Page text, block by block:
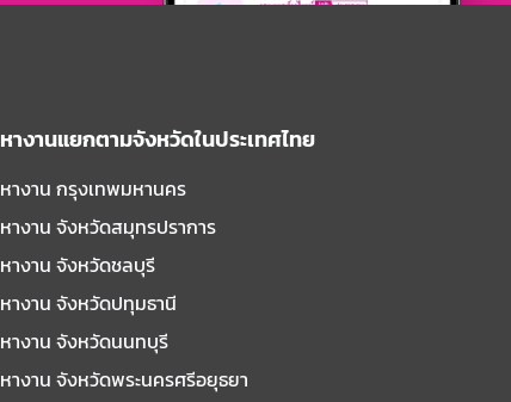
หางานแยกตามจังหวัดในประเทศไทย
หางาน กรุงเทพมหานคร
หางาน จังหวัดสมุทรปราการ
หางาน จังหวัดชลบุรี
หางาน จังหวัดปทุมธานี
หางาน จังหวัดนนทบุรี
หางาน จังหวัดพระนครศรีอยุธยา